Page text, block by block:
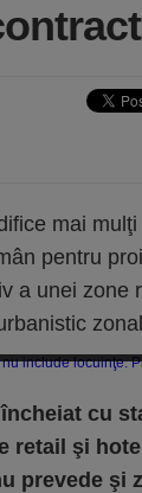
mai
pentru
a unei
cu
retail şi
prevede şi